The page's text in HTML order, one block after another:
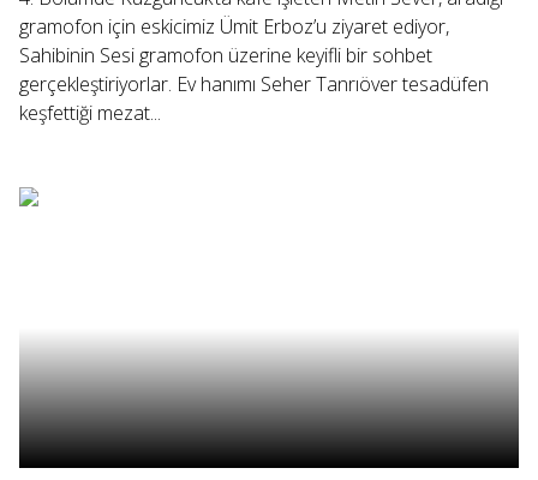
gramofon için eskicimiz Ümit Erboz’u ziyaret ediyor,
Sahibinin Sesi gramofon üzerine keyifli bir sohbet
gerçekleştiriyorlar. Ev hanımı Seher Tanrıöver tesadüfen
keşfettiği mezat...